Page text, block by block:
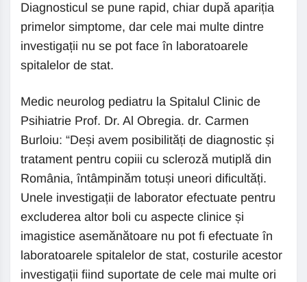
Diagnosticul se pune rapid, chiar după apariția
primelor simptome, dar cele mai multe dintre
investigații nu se pot face în laboratoarele
spitalelor de stat.
Medic neurolog pediatru la Spitalul Clinic de
Psihiatrie Prof. Dr. Al Obregia. dr. Carmen
Burloiu: “Deși avem posibilități de diagnostic și
tratament pentru copiii cu scleroză mutiplă din
România, întâmpinăm totuși uneori dificultăți.
Unele investigații de laborator efectuate pentru
excluderea altor boli cu aspecte clinice și
imagistice asemănătoare nu pot fi efectuate în
laboratoarele spitalelor de stat, costurile acestor
investigații fiind suportate de cele mai multe ori